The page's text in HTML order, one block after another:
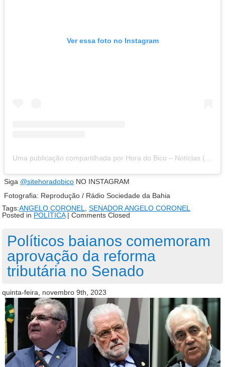
Ver essa foto no Instagram
Siga @sitehoradobico NO INSTAGRAM
Fotografia: Reprodução / Rádio Sociedade da Bahia
Tags:ANGELO CORONEL
SENADOR ANGELO CORONEL
Posted in POLÍTICA| Comments Closed
Políticos baianos comemoram
aprovação da reforma
tributária no Senado
quinta-feira, novembro 9th, 2023